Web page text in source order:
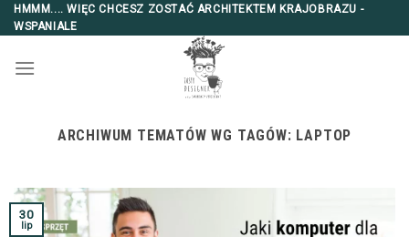
Skip
to
HMMM.... WIĘC CHCESZ ZOSTAĆ ARCHITEKTEM KRAJOBRAZU -
WSPANIALE
ARCHIWUM TEMATÓW WG TAGÓW: LAPTOP
30
lip